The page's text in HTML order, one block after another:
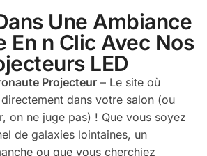
Une Ambiance
En n Clic Avec Nos
LED
Projecteur – Le site où
directement dans votre salon (ou
on ne juge pas) ! Que vous soyez
de galaxies lointaines, un
ou que vous cherchiez